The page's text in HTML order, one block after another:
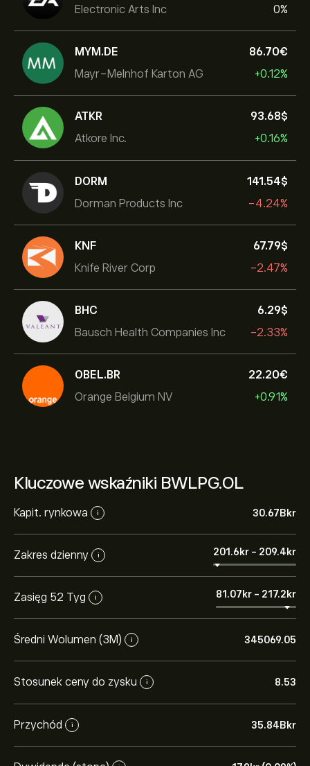
Electronic Arts Inc 0%
MYM.DE
Mayr-Melnhof Karton AG
86.70‎€‎
+0.12%
ATKR
Atkore Inc.
93.68‎$‎
+0.16%
DORM
Dorman Products Inc
141.54‎$‎
-4.24%
KNF
Knife River Corp
67.79‎$‎
-2.47%
BHC
Bausch Health Companies Inc
6.29‎$‎
-2.33%
OBEL.BR
Orange Belgium NV
22.20‎€‎
+0.91%
Kluczowe wskaźniki BWLPG.OL
Kapit. rynkowa i 30.67B‎kr‎
Zakres dzienny i 201.6‎kr‎ - 209.4‎kr‎
Zasięg 52 Tyg i 81.07‎kr‎ - 217.2‎kr‎
Średni Wolumen (3M) i 345069.05
Stosunek ceny do zysku i 8.53
Przychód i 35.84B‎kr‎